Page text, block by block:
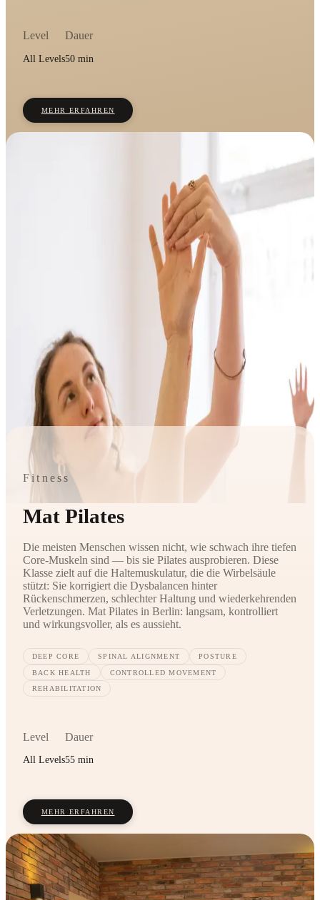
Level
All Levels
Dauer
50 min
MEHR ERFAHREN
Fitness
Mat Pilates
Die meisten Menschen wissen nicht, wie schwach ihre tiefen
Core-Muskeln sind — bis sie Pilates ausprobieren. Diese
Klasse zielt auf die Haltemuskulatur, die die Wirbelsäule
stützt: Sie korrigiert die Dysbalancen hinter
Rückenschmerzen, schlechter Haltung und wiederkehrenden
Verletzungen. Mat Pilates in Berlin: langsam, kontrolliert
und wirkungsvoller, als es aussieht.
DEEP CORE SPINAL ALIGNMENT POSTURE
BACK HEALTH CONTROLLED MOVEMENT
REHABILITATION
Level
All Levels
Dauer
55 min
MEHR ERFAHREN